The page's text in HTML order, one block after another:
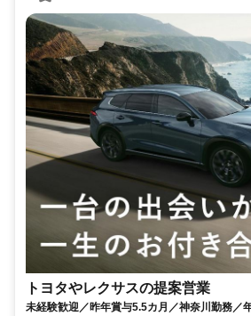
トヨタやレクサスの提案営業
未経験歓迎／昨年賞与5.5カ月／神奈川勤務／